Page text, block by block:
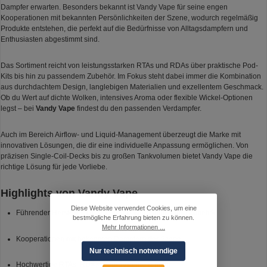
Dampfer erwarten. Besonders bekannt ist Vandy Vape für seine engen
Kooperationen mit bekannten Persönlichkeiten der Szene, wodurch regelmäßig
Produkte entstehen, die perfekt auf die Bedürfnisse von Alltagsdampfern und
Enthusiasten abgestimmt sind.
Das Sortiment reicht von leistungsstarken RTAs und RDAs über praktische Pod-
Kits bis hin zu passendem Zubehör. Im Fokus steht dabei immer die Kombination
aus durchdachtem Design, langlebigen Materialien und exzellentem Geschmack.
Ob du Wert auf dichte Wolken, intensives Aroma oder flexible Wickel-Optionen
legst – bei Vandy Vape findest du den passenden Verdampfer.
Auch im Bereich Airflow- und Liquid-Management überzeugt die Marke mit
innovativen Lösungen, die dir eine individuelle Anpassung ermöglichen. Von
präzisen Single-Coil-Decks bis zu großen Tankvolumen bietet Vandy Vape die
richtige Lösung für jede Vorliebe.
Highlights von Vandy Vape
Führender Hersteller für Selbstwickelverdampfer und Zubehör
Kooperationen mit bekannten Dampfern der Szene
Hochwertige RTAs, RDAs, Pod-Systeme & mehr
Diese Website verwendet Cookies, um eine
bestmögliche Erfahrung bieten zu können.
Mehr Informationen ...
Nur technisch notwendige